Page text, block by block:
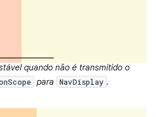
quando não é transmitido o
para NavDisplay .